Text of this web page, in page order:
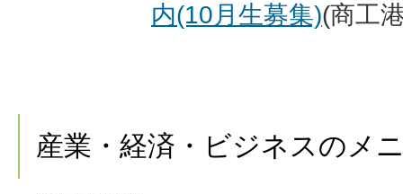
内(10月生募集)(商工
産業・経済・ビジネスのメ